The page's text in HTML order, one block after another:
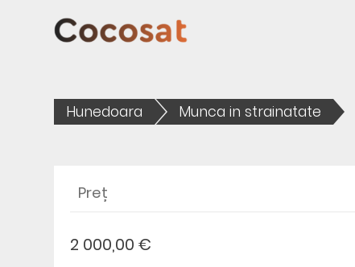
Hunedoara Munca in strainatate
Preț
2 000,00 €